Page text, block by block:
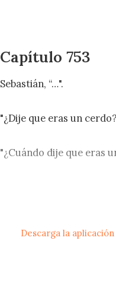
Capítulo 753
Sebastián, “…".
"¿Dije que eras un
"¿Cuándo dije que eras
"¡Si fueras un cerdo,
Ella dejó escapar una
tuviéramos otros tres
niños, de esta manera
Descarga la